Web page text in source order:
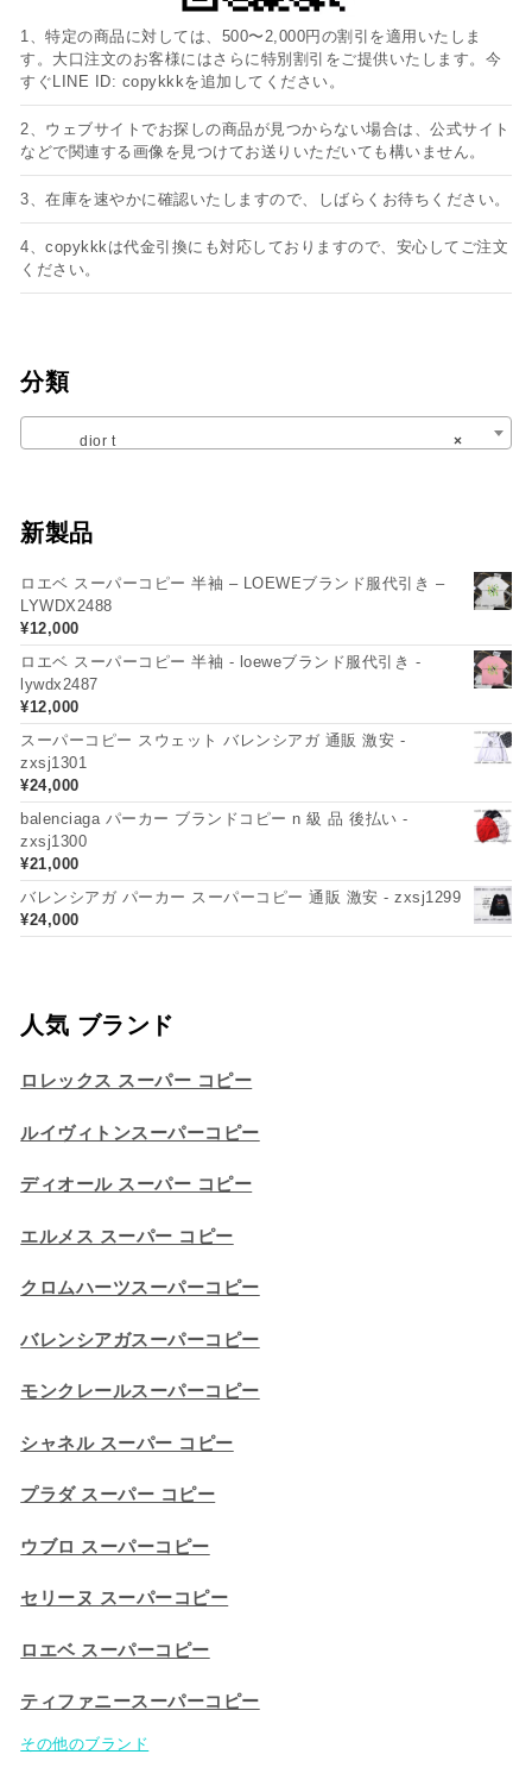
1、特定の商品に対しては、500〜2,000円の割引を適用いたしま
す。大口注文のお客様にはさらに特別割引をご提供いたします。今
すぐLINE ID: copykkkを追加してください。
2、ウェブサイトでお探しの商品が見つからない場合は、公式サイト
などで関連する画像を見つけてお送りいただいても構いません。
3、在庫を速やかに確認いたしますので、しばらくお待ちください。
4、copykkkは代金引換にも対応しておりますので、安心してご注文
ください。
分類
×
dior t
新製品
ロエベ スーパーコピー 半袖 – LOEWEブランド服代引き –
LYWDX2488
¥12,000
ロエベ スーパーコピー 半袖 - loeweブランド服代引き -
lywdx2487
¥12,000
スーパーコピー スウェット バレンシアガ 通販 激安 -
zxsj1301
¥24,000
balenciaga パーカー ブランドコピー n 級 品 後払い -
zxsj1300
¥21,000
バレンシアガ パーカー スーパーコピー 通販 激安 - zxsj1299
¥24,000
人気 ブランド
ロレックス スーパー コピー
ルイヴィトンスーパーコピー
ディオール スーパー コピー
エルメス スーパー コピー
クロムハーツスーパーコピー
バレンシアガスーパーコピー
モンクレールスーパーコピー
シャネル スーパー コピー
プラダ スーパー コピー
ウブロ スーパーコピー
セリーヌ スーパーコピー​
ロエベ スーパーコピー
ティファニースーパーコピー
その他のブランド